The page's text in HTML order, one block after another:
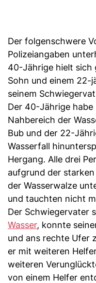
Der folgenschwere
Polizeiangaben
40-Jährige hielt sich
Sohn und einem 22-
seinem
Der 40-Jährige habe
Nahbereich der
Bub und der 22-
Wasserfall
Hergang. Alle drei
aufgrund der
der Wasserwalze
und tauchten nicht
Der Schwiegervater
Wasser, konnte
und ans rechte Ufer
er mit weiteren
weiteren
von einem Helfer